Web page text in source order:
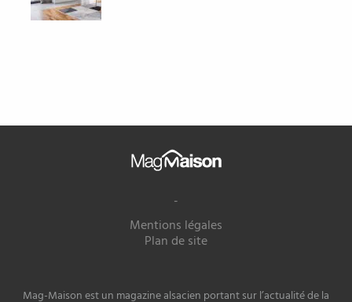
Mag
Maison
-
Mentions légales
Plan de site
Mag-Maison est un magazine alsacien portant sur l’actualité de la